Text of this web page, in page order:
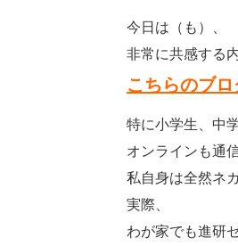
今日は（も）、
非常に共感する
こちらのブ
特に小学生、中
オンラインも通
私自身は全然ネ
実際、
わが家でも進研